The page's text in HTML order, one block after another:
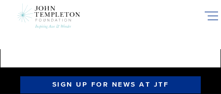
SIGN UP FOR NEWS AT JTF